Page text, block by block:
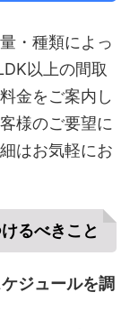
・種類によっ
以上の間取
金をご案内し
様のご要望に
はお気軽にお
るべきこと
ジュールを調